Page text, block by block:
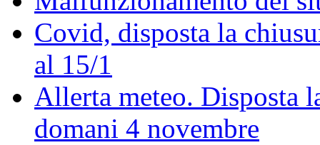
Covid, disposta la
al 15/1
Allerta meteo. Disposta
domani 4 novembre